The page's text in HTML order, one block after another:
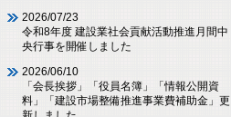
2026/07/23
令和8年度 建設業社会貢献活動推進月間中
央行事を開催しました
2026/06/10
「会長挨拶」「役員名簿」「情報公開資
料」「建設市場整備推進事業費補助金」更